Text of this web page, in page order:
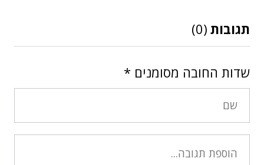
תגובות (0)
שדות החובה מסומנים *